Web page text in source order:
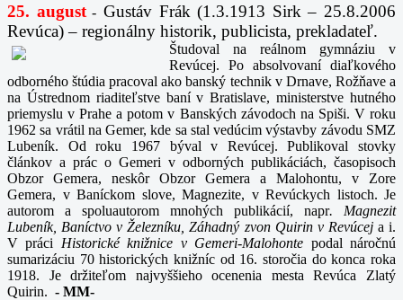
25. august- Gustáv Frák (1.3.1913 Sirk – 25.8.2006
Revúca) – regionálny historik, publicista, prekladateľ.
Študoval na reálnom gymnáziu v
Revúcej. Po absolvovaní diaľkového
odborného štúdia pracoval ako banský technik v Drnave, Rožňave a
na Ústrednom riaditeľstve baní v Bratislave, ministerstve hutného
priemyslu v Prahe a potom v Banských závodoch na Spiši. V roku
1962 sa vrátil na Gemer, kde sa stal vedúcim výstavby závodu SMZ
Lubeník. Od roku 1967 býval v Revúcej. Publikoval stovky
článkov a prác o Gemeri v odborných publikáciách, časopisoch
Obzor Gemera, neskôr Obzor Gemera a Malohontu, v Zore
Gemera, v Baníckom slove, Magnezite, v Revúckych listoch. Je
autorom a spoluautorom mnohých publikácií, napr. Magnezit
Lubeník, Baníctvo v Železníku, Záhadný zvon Quirin v Revúcej a i.
V práci Historické knižnice v Gemeri-Malohonte podal náročnú
sumarizáciu 70 historických knižníc od 16. storočia do konca roka
1918. Je držiteľom najvyššieho ocenenia mesta Revúca Zlatý
Quirin. - MM-